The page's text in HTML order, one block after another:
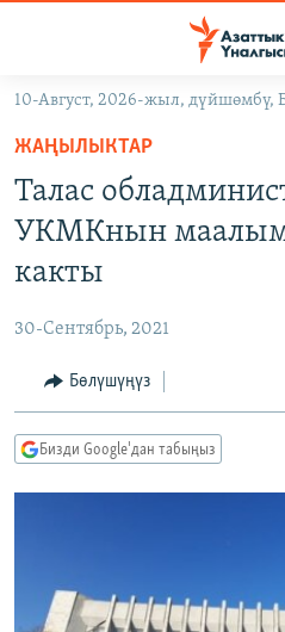
Навигацияга
өтүңүз
Издөөгө
салыңыз
КЫРГЫЗСТАН
МАДАНИЯТ
ТВ ПРОГРАММАЛАР
БҮГҮН АЗАТТЫКТА
АЗАТТЫК+
ПОДКАСТ
Русский
10-Август, 2026-жыл, дүйшөмбү,
ЖАҢЫЛЫКТАР
Талас
УКМКнын
какты
30-Сентябрь, 2021
Бөлүшүңүз
Бизди Google'дан табыңыз